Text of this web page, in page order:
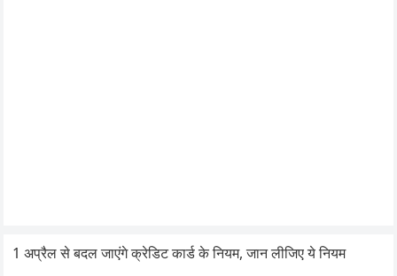
1 अप्रैल से बदल जाएंगे क्रेडिट कार्ड के नियम, जान लीजिए ये नियम